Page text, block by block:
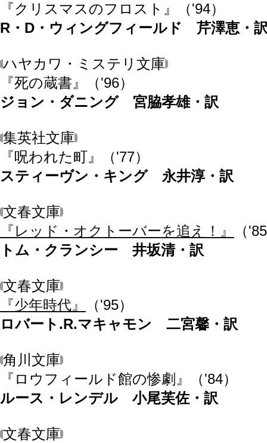
『クリスマスのフロスト』
（'94）
R・D・ウィングフィールド 芹澤恵・
ハヤカワ・ミステリ文庫
『死の蔵書』
（'96）
ジョン・ダニング 宮脇孝雄・訳
集英社文庫
『呪われた町』
（'77）
スティーヴン・キング 永井淳・訳
文春文庫
『レッド・オクトーバーを追え！』
（
トム・クランシー 井坂清・訳
文春文庫
『少年時代』
（'95）
ロバート.R.マキャモン 二宮馨・訳
角川文庫
『ロウフィールド館の惨劇』
（'84）
ルース・レンデル 小尾芙佐・訳
文春文庫